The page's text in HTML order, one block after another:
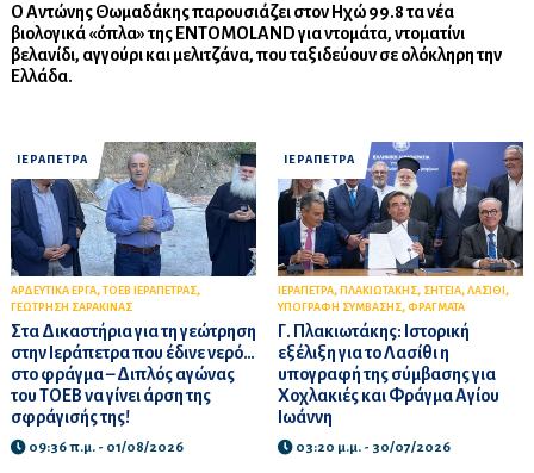
Ο Αντώνης Θωμαδάκης παρουσιάζει στον Ηχώ 99.8 τα νέα
βιολογικά «όπλα» της ENTOMOLAND για ντομάτα, ντοματίνι
βελανίδι, αγγούρι και μελιτζάνα, που ταξιδεύουν σε ολόκληρη την
Ελλάδα.
ΙΕΡΑΠΕΤΡΑ
ΑΡΔΕΥΤΙΚΑ ΕΡΓΑ, ΤΟΕΒ ΙΕΡΑΠΕΤΡΑΣ,
ΓΕΩΤΡΗΣΗ ΣΑΡΑΚΙΝΑΣ
Στα Δικαστήρια για τη γεώτρηση
στην Ιεράπετρα που έδινε νερό…
στο φράγμα – Διπλός αγώνας
του ΤΟΕΒ να γίνει άρση της
σφράγισής της!
09:36 π.μ. - 01/08/2026
ΙΕΡΑΠΕΤΡΑ
ΙΕΡΑΠΕΤΡΑ, ΠΛΑΚΙΩΤΑΚΗΣ, ΣΗΤΕΙΑ, ΛΑΣΙΘΙ ,
ΥΠΟΓΡΑΦΗ ΣΥΜΒΑΣΗΣ, ΦΡΑΓΜΑΤΑ
Γ. Πλακιωτάκης: Ιστορική
εξέλιξη για το Λασίθι η
υπογραφή της σύμβασης για
Χοχλακιές και Φράγμα Αγίου
Ιωάννη
03:20 μ.μ. - 30/07/2026